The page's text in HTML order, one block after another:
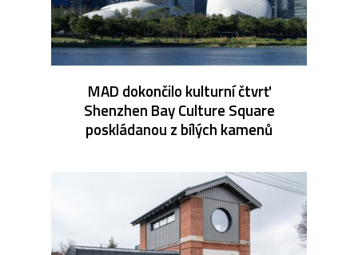
MAD dokončilo kulturní čtvrť
Shenzhen Bay Culture Square
poskládanou z bílých kamenů